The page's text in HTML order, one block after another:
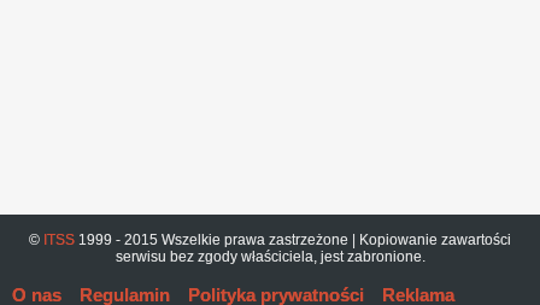
© ITSS 1999 - 2015 Wszelkie prawa zastrzeżone | Kopiowanie zawartości
serwisu bez zgody właściciela, jest zabronione.
O nas Regulamin Polityka prywatności Reklama